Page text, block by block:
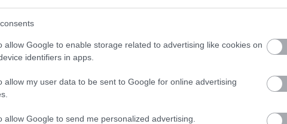
allow Google to enable storage related to advertising like cookies on
identifiers in apps.
allow my user data to be sent to Google for online advertising
allow Google to send me personalized advertising.
Scholarships for study abroad